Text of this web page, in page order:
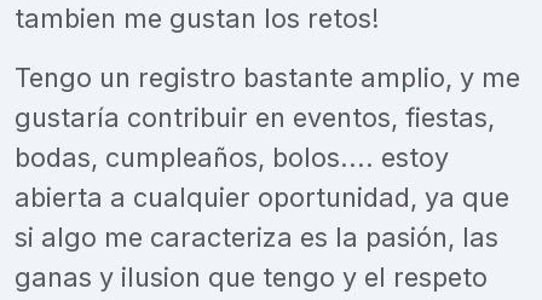
tambien me gustan los retos!
Tengo un registro bastante amplio, y me
gustaría contribuir en eventos, fiestas,
bodas, cumpleaños, bolos.... estoy
abierta a cualquier oportunidad, ya que
si algo me caracteriza es la pasión, las
ganas y ilusion que tengo y el respeto